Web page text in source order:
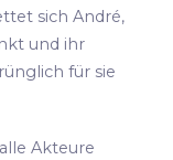
sich André,
und ihr
für sie
Akteure